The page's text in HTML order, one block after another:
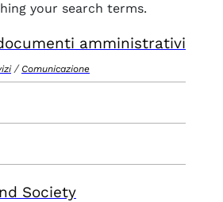
your search terms.
amministrativi
/ Comunicazione
Society